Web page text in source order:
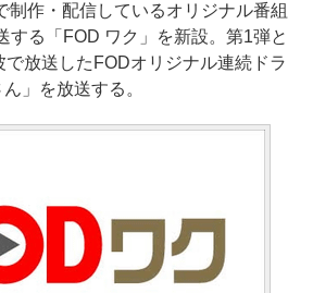
制作・配信しているオリジナル番組
する「FOD ワク」を新設。第1弾と
で放送したFODオリジナル連続ドラ
」を放送する。